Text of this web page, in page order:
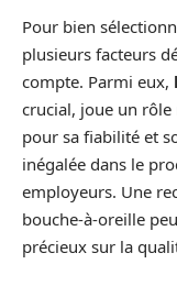
Pour bien
plusieurs facteurs
compte. Parmi eux,
crucial, joue un rôle
pour sa fiabilité et
inégalée dans le
employeurs. Une
bouche-à-oreille
précieux sur la